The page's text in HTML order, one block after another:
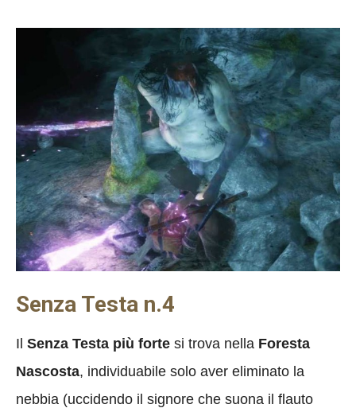
Senza Testa n.4
Il Senza Testa più forte si trova nella Foresta
Nascosta, individuabile solo aver eliminato la
nebbia (uccidendo il signore che suona il flauto